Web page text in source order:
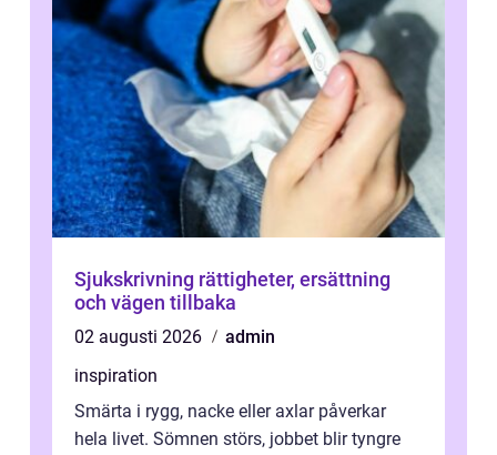
Sjukskrivning rättigheter, ersättning
och vägen tillbaka
02 augusti 2026
admin
inspiration
Smärta i rygg, nacke eller axlar påverkar
hela livet. Sömnen störs, jobbet blir tyngre